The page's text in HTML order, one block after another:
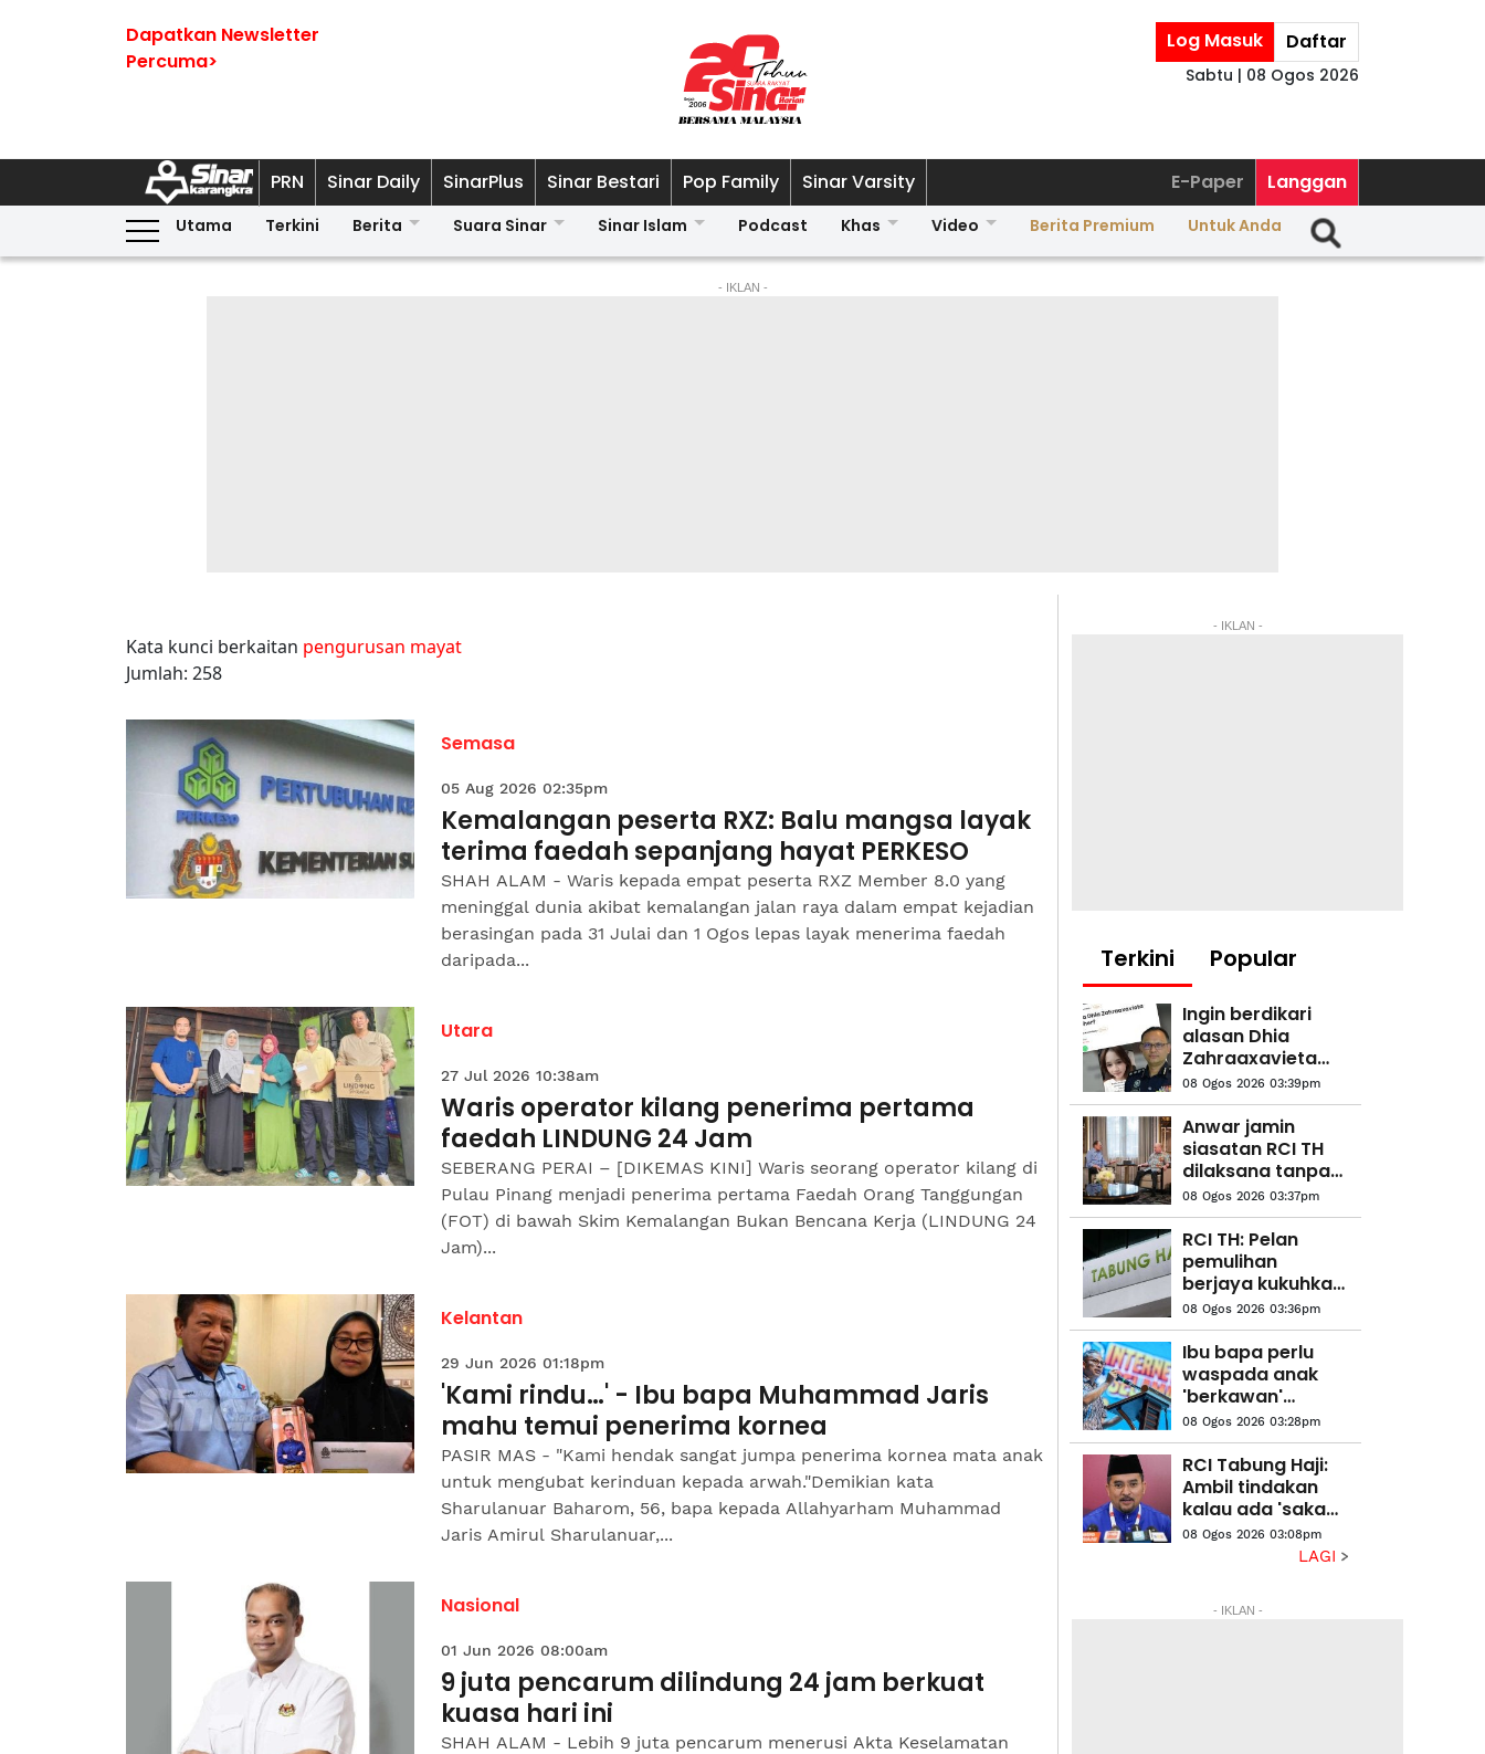
Dapatkan Newsletter
Percuma>
Log Masuk Daftar
Sabtu | 08 Ogos 2026
PRN Sinar Daily SinarPlus Sinar Bestari Pop Family Sinar Varsity E-Paper Langgan
Utama Terkini Berita Suara Sinar Sinar Islam Podcast Khas Video Berita Premium Untuk Anda
- IKLAN -
Kata kunci berkaitan pengurusan mayat
Jumlah: 258
Semasa
05 Aug 2026 02:35pm
Kemalangan peserta RXZ: Balu mangsa layak
terima faedah sepanjang hayat PERKESO
SHAH ALAM - Waris kepada empat peserta RXZ Member 8.0 yang
meninggal dunia akibat kemalangan jalan raya dalam empat kejadian
berasingan pada 31 Julai dan 1 Ogos lepas layak menerima faedah
daripada...
Utara
27 Jul 2026 10:38am
Waris operator kilang penerima pertama
faedah LINDUNG 24 Jam
SEBERANG PERAI – [DIKEMAS KINI] Waris seorang operator kilang di
Pulau Pinang menjadi penerima pertama Faedah Orang Tanggungan
(FOT) di bawah Skim Kemalangan Bukan Bencana Kerja (LINDUNG 24
Jam)...
Kelantan
29 Jun 2026 01:18pm
'Kami rindu…' - Ibu bapa Muhammad Jaris
mahu temui penerima kornea
PASIR MAS - "Kami hendak sangat jumpa penerima kornea mata anak
untuk mengubat kerinduan kepada arwah."Demikian kata
Sharulanuar Baharom, 56, bapa kepada Allahyarham Muhammad
Jaris Amirul Sharulanuar,...
Nasional
01 Jun 2026 08:00am
9 juta pencarum dilindung 24 jam berkuat
kuasa hari ini
SHAH ALAM - Lebih 9 juta pencarum menerusi Akta Keselamatan
- IKLAN -
Terkini Popular
Ingin berdikari
alasan Dhia
Zahraaxavieta
Neelopher keluar
rumah
08 Ogos 2026 03:39pm
Anwar jamin
siasatan RCI TH
dilaksana tanpa
kompromi
08 Ogos 2026 03:37pm
RCI TH: Pelan
pemulihan
berjaya kukuhkan
kedudukan
kewangan
08 Ogos 2026 03:36pm
Ibu bapa perlu
waspada anak
'berkawan'
dengan AI - Fahmi
08 Ogos 2026 03:28pm
RCI Tabung Haji:
Ambil tindakan
kalau ada 'sakau',
UMNO tidak bela
08 Ogos 2026 03:08pm
LAGI
- IKLAN -